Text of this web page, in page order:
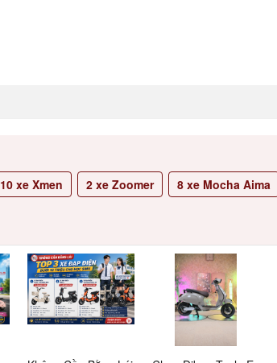
10xe Xmen 2xe Zoomer 8xe Mocha Aima